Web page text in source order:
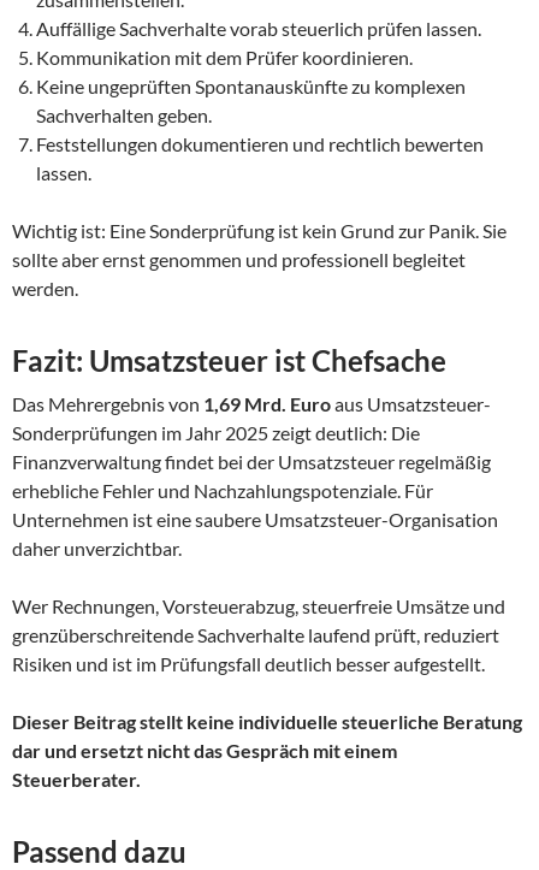
Auffällige Sachverhalte vorab steuerlich prüfen lassen.
Kommunikation mit dem Prüfer koordinieren.
Keine ungeprüften Spontanauskünfte zu komplexen
Sachverhalten geben.
Feststellungen dokumentieren und rechtlich bewerten
lassen.
Wichtig ist: Eine Sonderprüfung ist kein Grund zur Panik. Sie
sollte aber ernst genommen und professionell begleitet
werden.
Fazit: Umsatzsteuer ist Chefsache
Das Mehrergebnis von 1,69 Mrd. Euroaus Umsatzsteuer-
Sonderprüfungen im Jahr 2025 zeigt deutlich: Die
Finanzverwaltung findet bei der Umsatzsteuer regelmäßig
erhebliche Fehler und Nachzahlungspotenziale. Für
Unternehmen ist eine saubere Umsatzsteuer-Organisation
daher unverzichtbar.
Wer Rechnungen, Vorsteuerabzug, steuerfreie Umsätze und
grenzüberschreitende Sachverhalte laufend prüft, reduziert
Risiken und ist im Prüfungsfall deutlich besser aufgestellt.
Dieser Beitrag stellt keine individuelle steuerliche Beratung
dar und ersetzt nicht das Gespräch mit einem
Steuerberater.
Passend dazu